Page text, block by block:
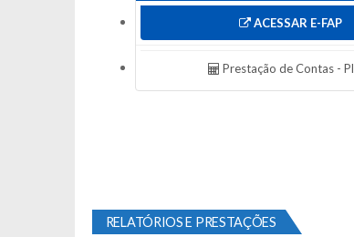
ACESSAR E-FAP
Prestação de Contas -
RELATÓRIOS E PRESTAÇÕES